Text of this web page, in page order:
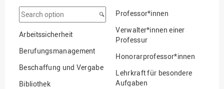
Search
option
Arbeitssicherheit
Berufungsmanagement
Beschaffung und Vergabe
Bibliothek
Professor*innen
Verwalter*innen einer
Professur
Honorarprofessor*innen
Lehrkraft für besondere
Aufgaben